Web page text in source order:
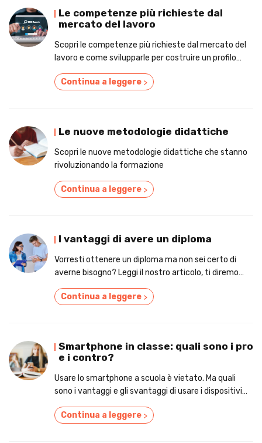
Le competenze più richieste dal
mercato del lavoro
Scopri le competenze più richieste dal mercato del
lavoro e come svilupparle per costruire un profilo
Continua a leggere >
Le nuove metodologie didattiche
Scopri le nuove metodologie didattiche che stanno
rivoluzionando la formazione
Continua a leggere >
I vantaggi di avere un diploma
Vorresti ottenere un diploma ma non sei certo di
averne bisogno? Leggi il nostro articolo, ti diremo
Continua a leggere >
Smartphone in classe: quali sono i pro
e i contro?
Usare lo smartphone a scuola è vietato. Ma quali
sono i vantaggi e gli svantaggi di usare i dispositivi
contro
Continua a leggere >